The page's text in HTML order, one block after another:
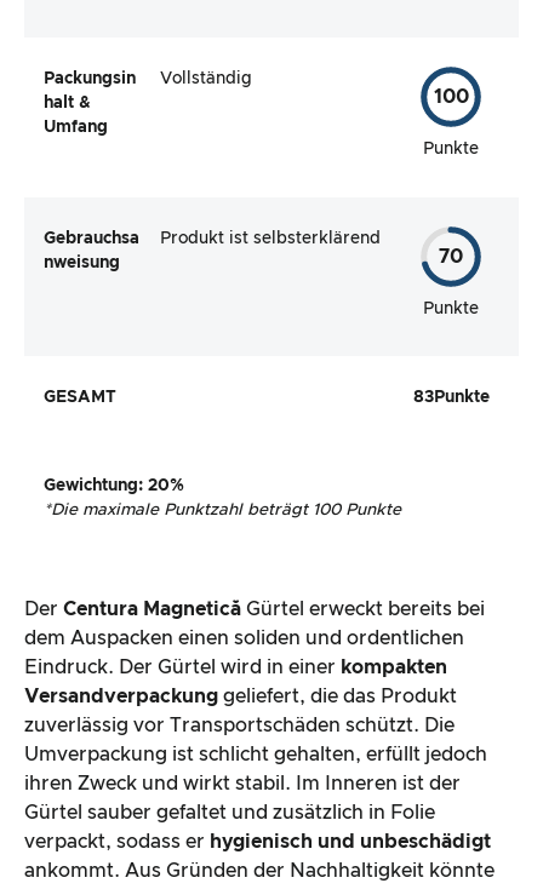
Packungsin
halt &
Umfang
Vollständig
100
Punkte
Gebrauchsa
nweisung
Produkt ist selbsterklärend
70
Punkte
GESAMT 83Punkte
Gewichtung: 20%
*Die maximale Punktzahl beträgt 100 Punkte
Der Centura Magnetică Gürtel erweckt bereits bei
dem Auspacken einen soliden und ordentlichen
Eindruck. Der Gürtel wird in einer kompakten
Versandverpackung geliefert, die das Produkt
zuverlässig vor Transportschäden schützt. Die
Umverpackung ist schlicht gehalten, erfüllt jedoch
ihren Zweck und wirkt stabil. Im Inneren ist der
Gürtel sauber gefaltet und zusätzlich in Folie
verpackt, sodass er hygienisch und unbeschädigt
ankommt. Aus Gründen der Nachhaltigkeit könnte